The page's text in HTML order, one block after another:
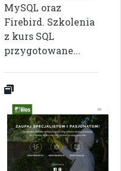
MySQL oraz
Firebird. Szkolenia
z kurs SQL
przygotowane...